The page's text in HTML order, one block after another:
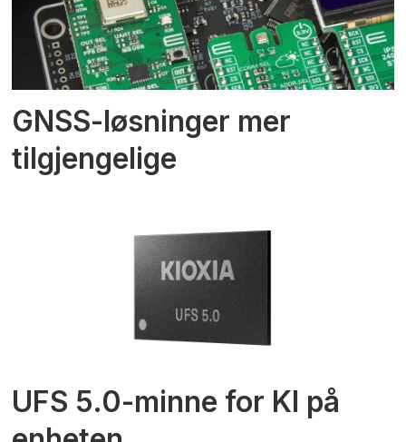
GNSS-løsninger mer
tilgjengelige
UFS 5.0-minne for KI på